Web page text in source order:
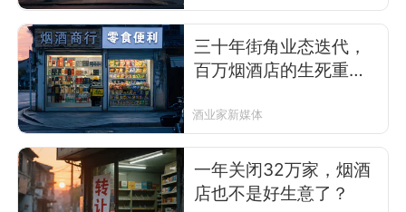
三十年街角业态迭代，
百万烟酒店的生死重构
酒业家新媒体
一年关闭32万家，烟酒
店也不是好生意了？